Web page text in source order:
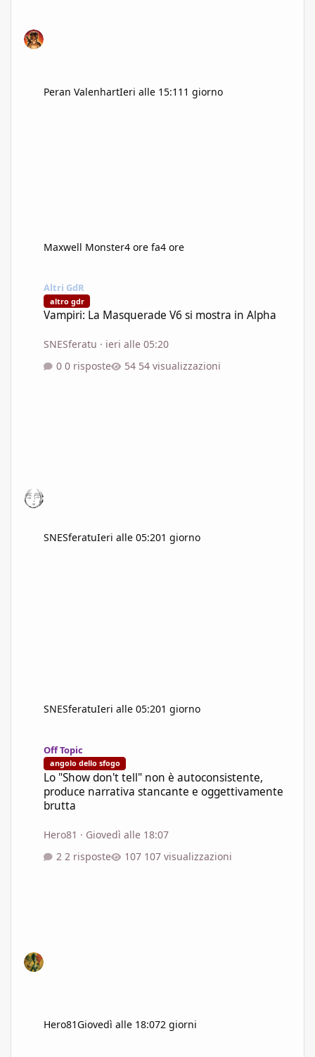
Peran ValenhartIeri alle 15:11 1 giorno
Maxwell Monster4 ore fa4 ore
Altri GdR
altro gdr
Vampiri: La Masquerade V6 si mostra in Alpha
SNESferatu · ieri alle 05:20
0 risposte
54 visualizzazioni
SNESferatuIeri alle 05:201 giorno
SNESferatuIeri alle 05:201 giorno
Off Topic
angolo dello sfogo
Lo "Show don't tell" non è autoconsistente,
produce narrativa stancante e oggettivamente
brutta
Hero81 · Giovedì alle 18:07
2 risposte
107 visualizzazioni
Hero81 Giovedì alle 18:072 giorni